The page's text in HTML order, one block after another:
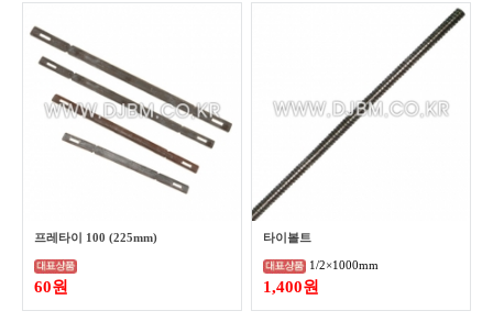
프레타이 100 (225mm)
60원
타이볼트
1/2×1000mm
1,400원